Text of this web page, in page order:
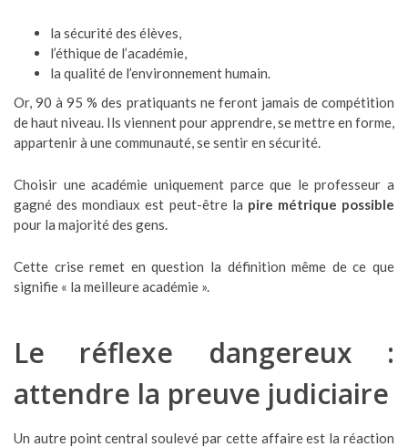
la sécurité des élèves,
l’éthique de l’académie,
la qualité de l’environnement humain.
Or, 90 à 95 % des pratiquants ne feront jamais de compétition
de haut niveau. Ils viennent pour apprendre, se mettre en forme,
appartenir à une communauté, se sentir en sécurité.
Choisir une académie uniquement parce que le professeur a
gagné des mondiaux est peut-être la pire métrique possible
pour la majorité des gens.
Cette crise remet en question la définition même de ce que
signifie « la meilleure académie ».
Le réflexe dangereux :
attendre la preuve judiciaire
Un autre point central soulevé par cette affaire est la réaction